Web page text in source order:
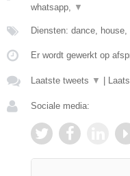
whatsapp,
▼
Diensten: dance,
Er wordt gewerkt op
Laatste tweets ▼
Sociale media: